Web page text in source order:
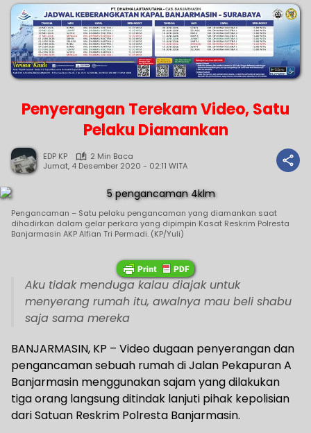
Penyerangan Terekam Video, Satu
Pelaku Diamankan
EDP KP
2 Min Baca
Jumat, 4 Desember 2020 - 02:11 WITA
Pengancaman – Satu pelaku pengancaman yang diamankan saat
dihadirkan dalam gelar perkara yang dipimpin Kasat Reskrim Polresta
Banjarmasin AKP Alfian Tri Permadi. (KP/Yuli)
Aku tidak menduga kalau diajak untuk
menyerang rumah itu, awalnya mau beli shabu
saja sama mereka
BANJARMASIN, KP – Video dugaan penyerangan dan
pengancaman sebuah rumah di Jalan Pekapuran A
Banjarmasin menggunakan sajam yang dilakukan
tiga orang langsung ditindak lanjuti pihak kepolisian
dari Satuan Reskrim Polresta Banjarmasin.